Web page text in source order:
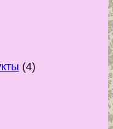
(4)